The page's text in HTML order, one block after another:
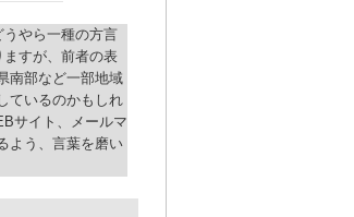
うやら一種の方言
すが、前者の表
南部など一部地域
ているのかもしれ
サイト、メールマ
よう、言葉を磨い